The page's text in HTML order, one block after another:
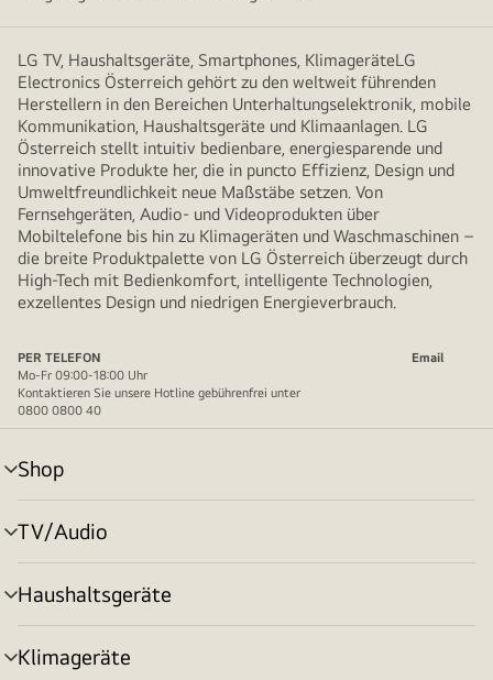
LG TV, Haushaltsgeräte, Smartphones, KlimageräteLG
Electronics Österreich gehört zu den weltweit führenden
Herstellern in den Bereichen Unterhaltungselektronik, mobile
Kommunikation, Haushaltsgeräte und Klimaanlagen. LG
Österreich stellt intuitiv bedienbare, energiesparende und
innovative Produkte her, die in puncto Effizienz, Design und
Umweltfreundlichkeit neue Maßstäbe setzen. Von
Fernsehgeräten, Audio- und Videoprodukten über
Mobiltelefone bis hin zu Klimageräten und Waschmaschinen –
die breite Produktpalette von LG Österreich überzeugt durch
High-Tech mit Bedienkomfort, intelligente Technologien,
exzellentes Design und niedrigen Energieverbrauch.
PER TELEFON
Email
Mo-Fr 09:00-18:00 Uhr
Kontaktieren Sie unsere Hotline gebührenfrei unter
0800 0800 40
Shop
Menü
umschalten
TV/Audio
Menü
umschalten
Haushaltsgeräte
Menü
umschalten
Klimageräte
Menü